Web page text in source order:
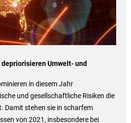
Umwelt- und
in diesem Jahr
und gesellschaftliche Risiken die
Damit stehen sie in scharfem
von 2021, insbesondere bei